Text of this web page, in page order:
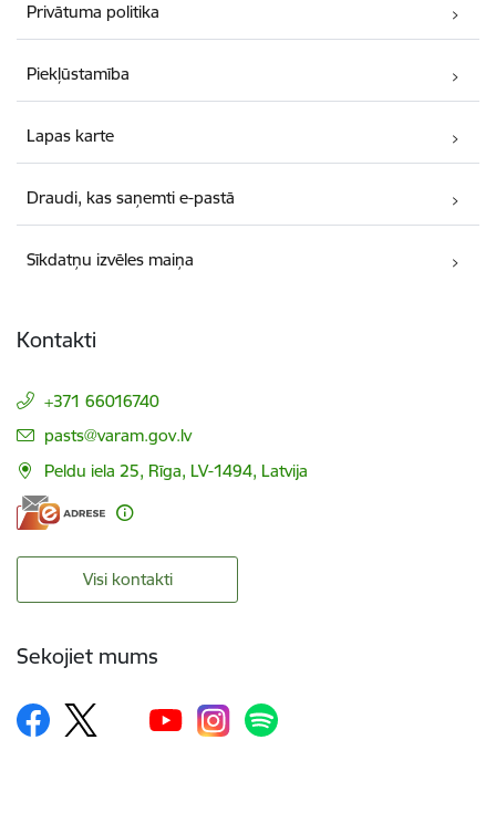
Privātuma politika
Piekļūstamība
Lapas karte
Draudi, kas saņemti e-pastā
Sīkdatņu izvēles maiņa
Kontakti
+371 66016740
E-pasts:
pasts@varam.gov.lv
Peldu iela 25, Rīga, LV-1494, Latvija
Visi kontakti
Sekojiet mums